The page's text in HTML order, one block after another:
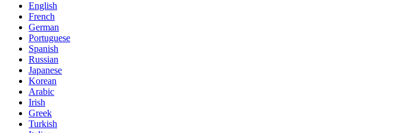
English
French
German
Portuguese
Spanish
Russian
Japanese
Korean
Arabic
Irish
Greek
Turkish